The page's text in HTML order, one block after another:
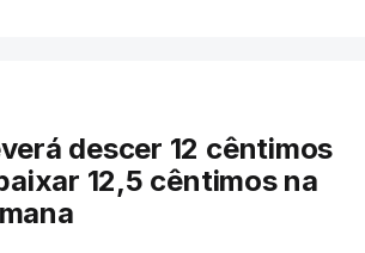
calor no Verão e conflitos na
Oriente a elevar os
as variações mensais
descer 12 cêntimos
12,5 cêntimos na